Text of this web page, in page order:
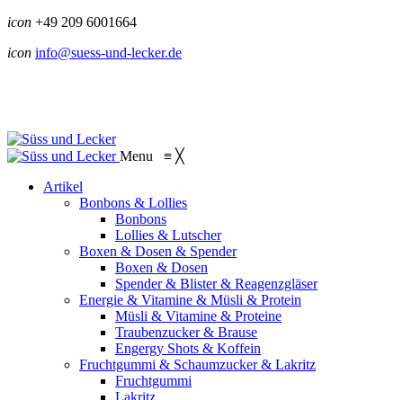
icon +49 209 6001664
icon info@suess-und-lecker.de
Menu ≡ ╳
Artikel
Bonbons & Lollies
Bonbons
Lollies & Lutscher
Boxen & Dosen & Spender
Boxen & Dosen
Spender & Blister & Reagenzgläser
Energie & Vitamine & Müsli & Protein
Müsli & Vitamine & Proteine
Traubenzucker & Brause
Engergy Shots & Koffein
Fruchtgummi & Schaumzucker & Lakritz
Fruchtgummi
Lakritz